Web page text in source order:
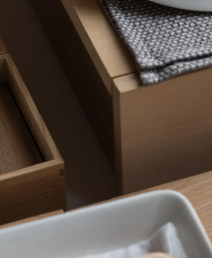
12×12cm